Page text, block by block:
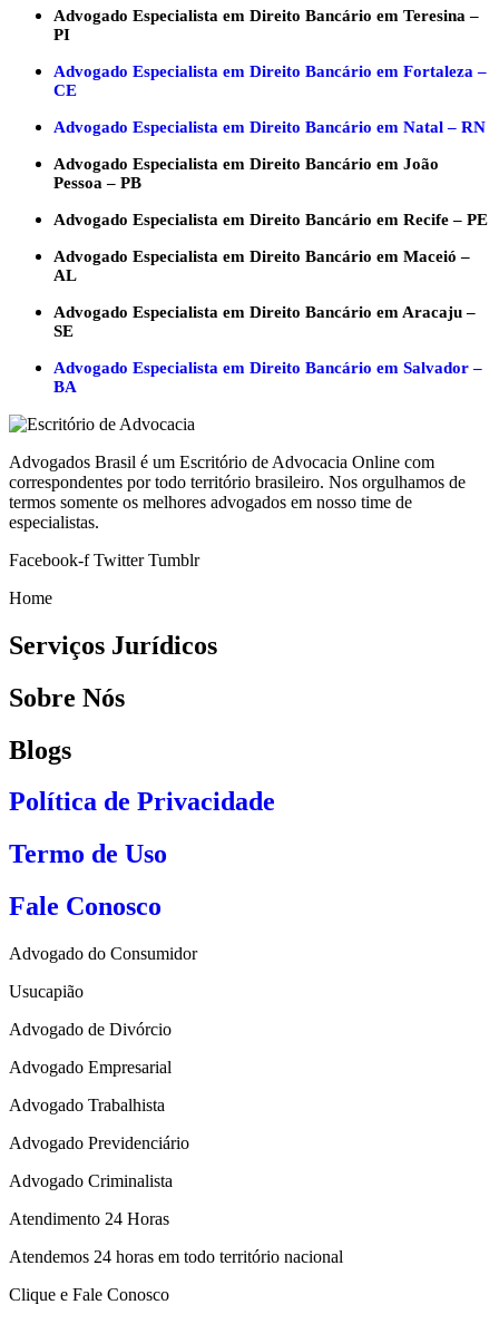
Advogado Especialista em Direito Bancário em Teresina –
PI
Advogado Especialista em Direito Bancário em Fortaleza –
CE
Advogado Especialista em Direito Bancário em Natal – RN
Advogado Especialista em Direito Bancário em João
Pessoa – PB
Advogado Especialista em Direito Bancário em Recife – PE
Advogado Especialista em Direito Bancário em Maceió –
AL
Advogado Especialista em Direito Bancário em Aracaju –
SE
Advogado Especialista em Direito Bancário em Salvador –
BA
Advogados Brasil é um Escritório de Advocacia Online com
correspondentes por todo território brasileiro. Nos orgulhamos de
termos somente os melhores advogados em nosso time de
especialistas.
Facebook-f Twitter Tumblr
Home
Serviços Jurídicos
Sobre Nós
Blogs
Política de Privacidade
Termo de Uso
Fale Conosco
Advogado do Consumidor
Usucapião
Advogado de Divórcio
Advogado Empresarial
Advogado Trabalhista
Advogado Previdenciário
Advogado Criminalista
Atendimento 24 Horas
Atendemos 24 horas em todo território nacional
Clique e Fale Conosco